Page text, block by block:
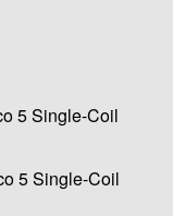
5 Single-Coil
5 Single-Coil